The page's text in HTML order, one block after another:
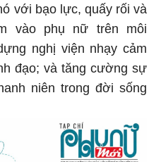
với bạo lực, quấy rối và
vào phụ nữ trên môi
nghị viện nhạy cảm
đạo; và tăng cường sự
niên trong đời sống